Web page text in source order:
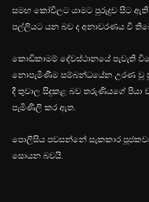
සමඟ කෝවිලට යාමට පුරුදුව සිට
පල්ලියට යන බව ද අනාවරණය වී
කොඩිකාමම් දේවස්ථානයේ පැවැති
න‍ොපැමිණීම සම්බන්ධයේන උරණ වූ
දී තුවාල සිදුකළ බව තරුණියගේ පියා
පැමිණිලි කර ඇත.
පොලිසිය පවසන්නේ සැකකාර
සොයන බවයි.